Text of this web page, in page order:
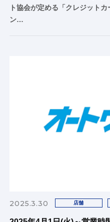
ト協会が定める「クレジット
ン…
2025.3.30 店舗